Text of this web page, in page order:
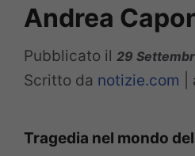
Andrea
Pubblicato il 29
Scritto da notizie.com
Tragedia nel mondo